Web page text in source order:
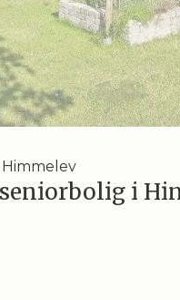
Himmelev
i